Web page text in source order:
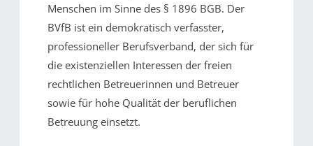
Menschen im Sinne des § 1896 BGB. Der
BVfB ist ein demokratisch verfasster,
professioneller Berufsverband, der sich für
die existenziellen Interessen der freien
rechtlichen Betreuerinnen und Betreuer
sowie für hohe Qualität der beruflichen
Betreuung einsetzt.